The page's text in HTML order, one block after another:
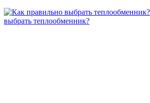
выбрать теплообменник?